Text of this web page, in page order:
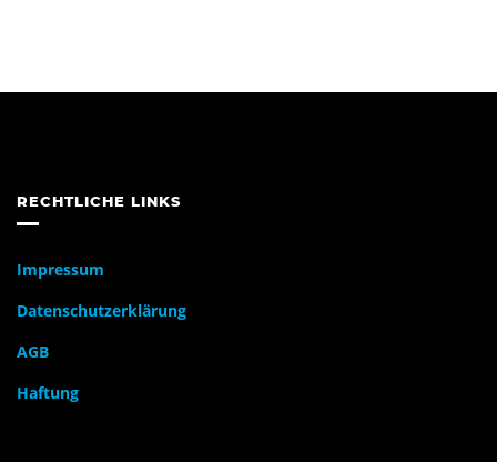
RECHTLICHE LINKS
Impressum
Datenschutzerklärung
AGB
Haftung